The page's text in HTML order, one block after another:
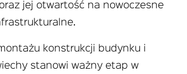
jej otwartość na nowoczesne
konstrukcji budynku i
stanowi ważny etap w